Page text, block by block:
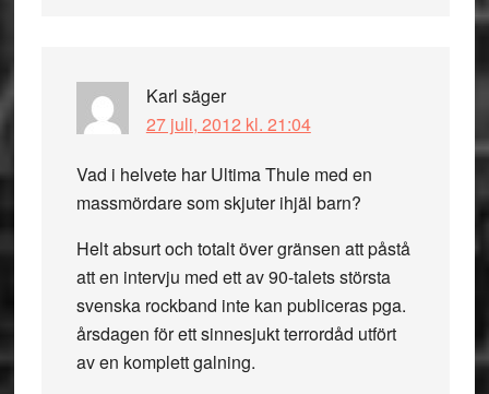
Karl säger
27 juli, 2012 kl. 21:04
Vad i helvete har Ultima Thule med en
massmördare som skjuter ihjäl barn?
Helt absurt och totalt över gränsen att påstå
att en intervju med ett av 90-talets största
svenska rockband inte kan publiceras pga.
årsdagen för ett sinnesjukt terrordåd utfört
av en komplett galning.